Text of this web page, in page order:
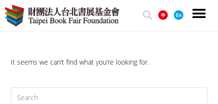
It seems we can’t find what you’re looking for.